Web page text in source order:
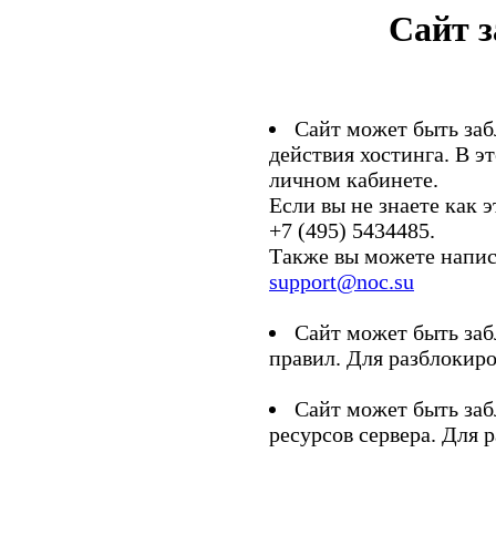
Сайт
Сайт может быть
действия хостинга. В
личном кабинете.
Если вы не знаете как
+7 (495) 5434485.
Также вы можете
support@noc.su
Сайт может быть
правил. Для
Сайт может быть
ресурсов сервера. Для